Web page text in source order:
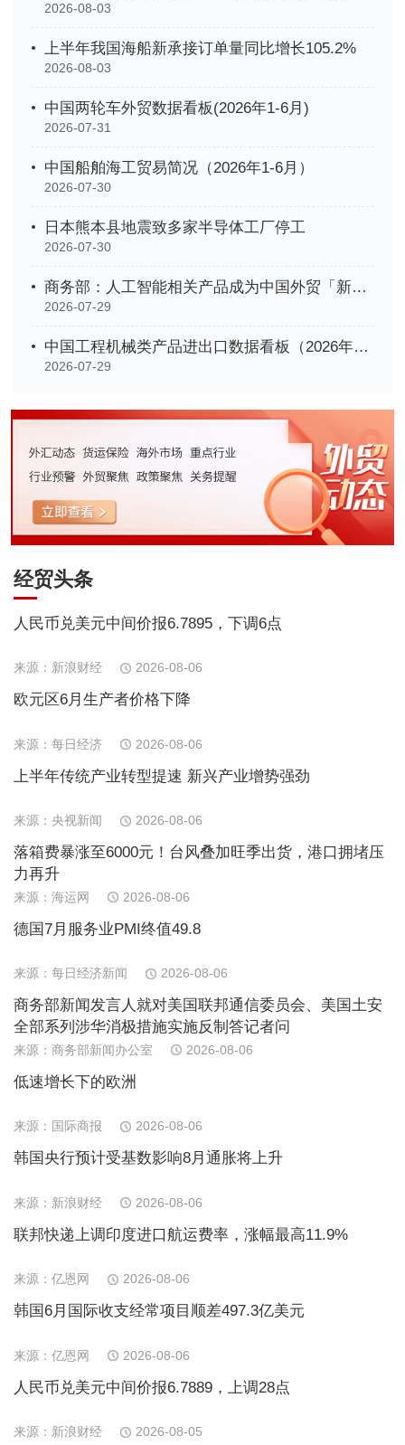
2026-08-03
上半年我国海船新承接订单量同比增长105.2%
2026-08-03
中国两轮车外贸数据看板(2026年1-6月)
2026-07-31
中国船舶海工贸易简况（2026年1-6月）
2026-07-30
日本熊本县地震致多家半导体工厂停工
2026-07-30
商务部：人工智能相关产品成为中国外贸「新名片」
2026-07-29
中国工程机械类产品进出口数据看板（2026年1-6月）
2026-07-29
经贸头条
人民币兑美元中间价报6.7895，下调6点
来源：新浪财经 2026-08-06
欧元区6月生产者价格下降
来源：每日经济 2026-08-06
上半年传统产业转型提速 新兴产业增势强劲
来源：央视新闻 2026-08-06
落箱费暴涨至6000元！台风叠加旺季出货，港口拥堵压
力再升
来源：海运网 2026-08-06
德国7月服务业PMI终值49.8
来源：每日经济新闻 2026-08-06
商务部新闻发言人就对美国联邦通信委员会、美国土安
全部系列涉华消极措施实施反制答记者问
来源：商务部新闻办公室 2026-08-06
低速增长下的欧洲
来源：国际商报 2026-08-06
韩国央行预计受基数影响8月通胀将上升
来源：新浪财经 2026-08-06
联邦快递上调印度进口航运费率，涨幅最高11.9%
来源：亿恩网 2026-08-06
韩国6月国际收支经常项目顺差497.3亿美元
来源：亿恩网 2026-08-06
人民币兑美元中间价报6.7889，上调28点
来源：新浪财经 2026-08-05